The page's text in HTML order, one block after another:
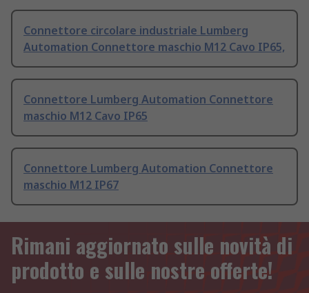
Connettore circolare industriale Lumberg
Automation Connettore maschio M12 Cavo IP65,
Connettore Lumberg Automation Connettore
maschio M12 Cavo IP65
Connettore Lumberg Automation Connettore
maschio M12 IP67
Rimani aggiornato sulle novità di
prodotto e sulle nostre offerte!